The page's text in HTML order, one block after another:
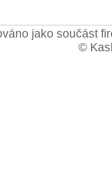
jako součást
©